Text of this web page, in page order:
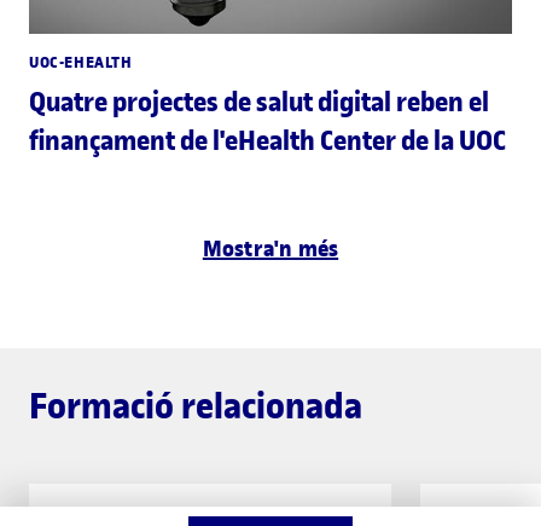
UOC-EHEALTH
Quatre projectes de salut digital reben el
finançament de l'eHealth Center de la UOC
Mostra'n més
Formació relacionada